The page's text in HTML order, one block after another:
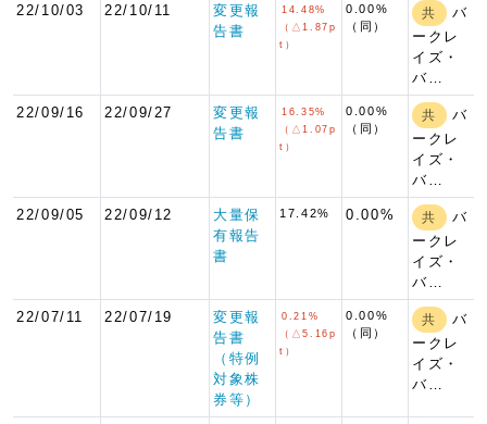
22/10/03 22/10/11
変更報
告書
14.48%
（△1.87p
t）
0.00%
（同）
共
バ
ークレ
イズ・
バ…
22/09/16 22/09/27
変更報
告書
16.35%
（△1.07p
t）
0.00%
（同）
共
バ
ークレ
イズ・
バ…
22/09/05 22/09/12
大量保
有報告
書
17.42% 0.00% 共
バ
ークレ
イズ・
バ…
22/07/11 22/07/19
変更報
告書
（特例
対象株
券等）
0.21%
（△5.16p
t）
0.00%
（同）
共
バ
ークレ
イズ・
バ…